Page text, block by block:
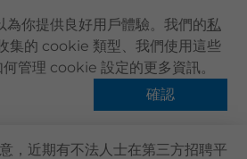
你提供良好用戶體驗。我們的私
集的 cookie 類型、我們使用這些
管理 cookie 設定的更多資訊。
確認
，近期有不法人士在第三方招聘平